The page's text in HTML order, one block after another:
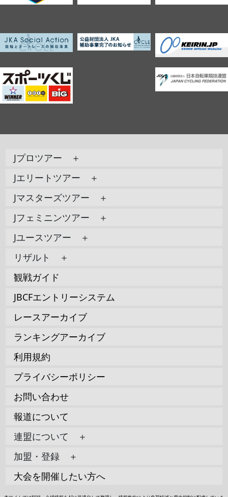
Jプロツアー ＋
Jエリートツアー ＋
Jマスターズツアー ＋
Jフェミニンツアー ＋
Jユースツアー ＋
リザルト ＋
観戦ガイド
JBCFエントリーシステム
レースアーカイブ
ランキングアーカイブ
利用規約
プライバシーポリシー
お問い合わせ
報道について
連盟について ＋
加盟・登録 ＋
大会を開催したい方へ